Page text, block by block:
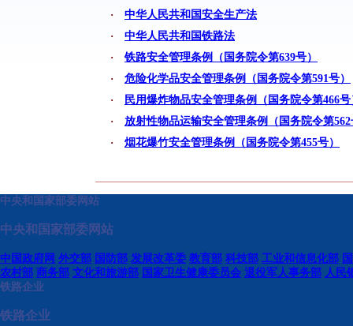
·
中华人民共和国安全生产法
·
中华人民共和国铁路法
·
铁路安全管理条例（国务院令第639号）
·
危险化学品安全管理条例（国务院令第591号）
·
民用爆炸物品安全管理条例（国务院令第466号
·
放射性物品运输安全管理条例（国务院令第562
·
烟花爆竹安全管理条例（国务院令第455号）
中央和国家部委网站
中央和国家部委网站
中国政府网 外交部 国防部 发展改革委 教育部 科技部 工业和信息化部
农村部 商务部 文化和旅游部 国家卫生健康委员会 退役军人事务部 人民
铁路企业
铁路企业